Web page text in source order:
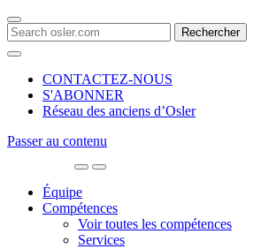
Search
for:
CONTACTEZ-NOUS
S'ABONNER
Réseau des anciens d’Osler
Passer au contenu
Navigation
Équipe
Compétences
Voir toutes les compétences
Services